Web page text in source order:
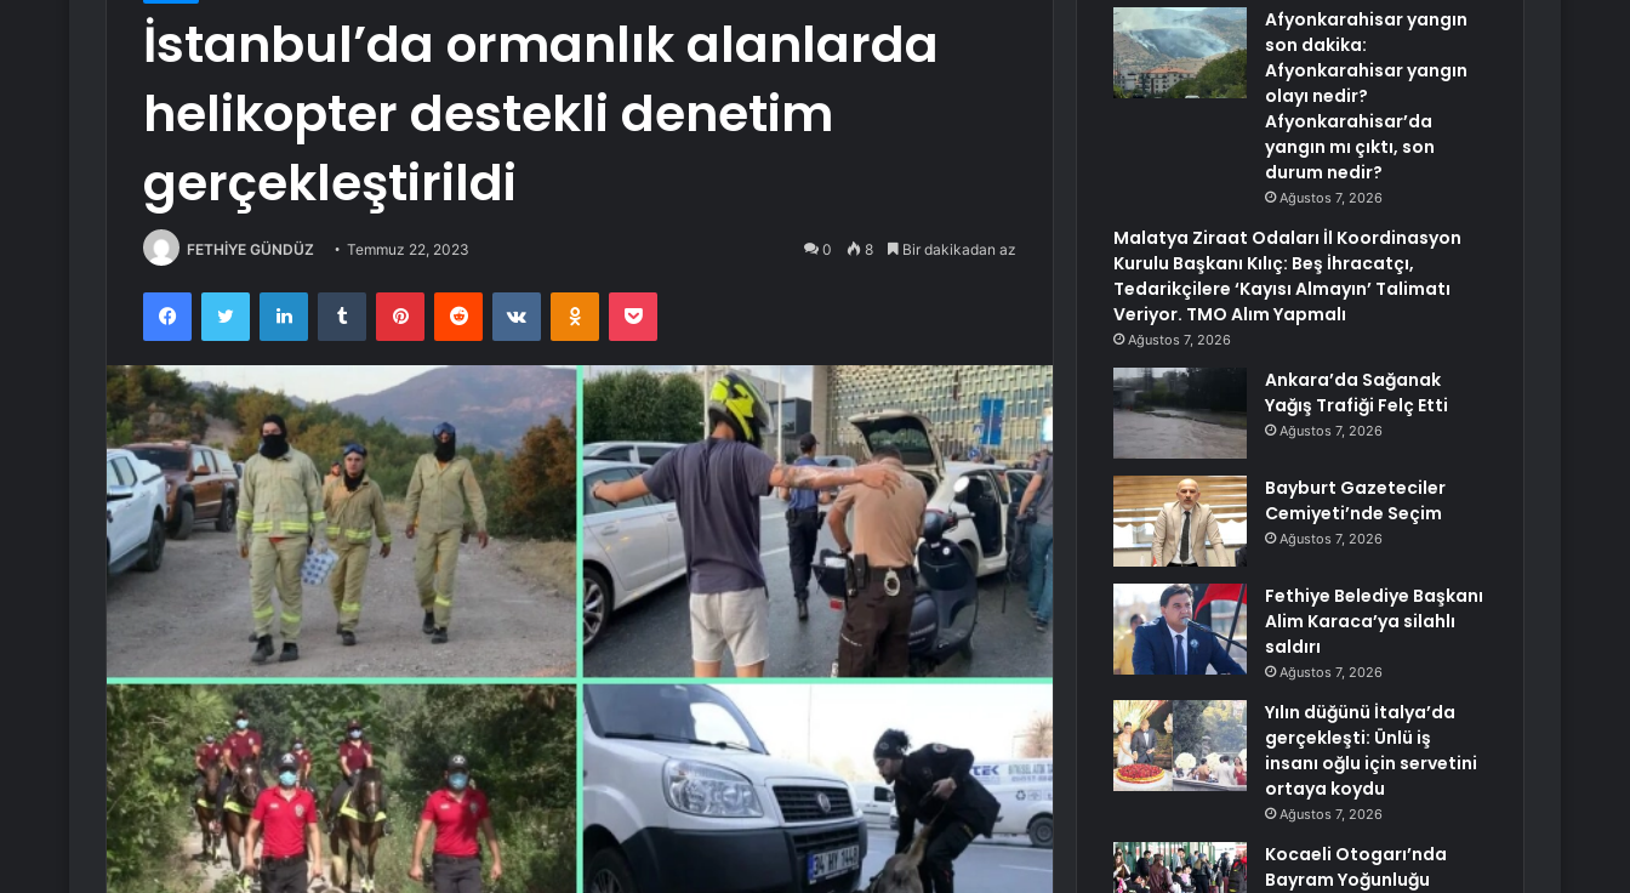
İstanbul’da ormanlık alanlarda
helikopter destekli denetim
gerçekleştirildi
FETHİYE GÜNDÜZ Temmuz 22, 2023 0 8 Bir dakikadan az
FacebookTwitter LinkedInTumblr PinterestReddit VKontakteOdnoklassniki
Pocket
Afyonkarahisar yangın
son dakika:
Afyonkarahisar yangın
olayı nedir?
Afyonkarahisar’da
yangın mı çıktı, son
durum nedir?
Ağustos 7, 2026
Malatya Ziraat Odaları İl Koordinasyon
Kurulu Başkanı Kılıç: Beş İhracatçı,
Tedarikçilere ‘Kayısı Almayın’ Talimatı
Veriyor. TMO Alım Yapmalı
Ağustos 7, 2026
Ankara’da Sağanak
Yağış Trafiği Felç Etti
Ağustos 7, 2026
Bayburt Gazeteciler
Cemiyeti’nde Seçim
Ağustos 7, 2026
Fethiye Belediye Başkanı
Alim Karaca’ya silahlı
saldırı
Ağustos 7, 2026
Yılın düğünü İtalya’da
gerçekleşti: Ünlü iş
insanı oğlu için servetini
ortaya koydu
Ağustos 7, 2026
Kocaeli Otogarı’nda
Bayram Yoğunluğu